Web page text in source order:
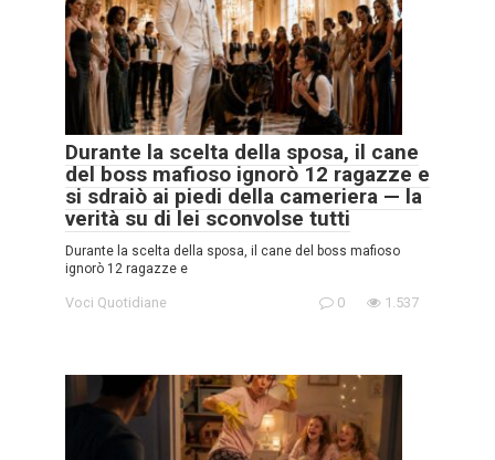
Durante la scelta della sposa, il cane
del boss mafioso ignorò 12 ragazze e
si sdraiò ai piedi della cameriera — la
verità su di lei sconvolse tutti
Durante la scelta della sposa, il cane del boss mafioso
ignorò 12 ragazze e
Voci Quotidiane 0 1.537